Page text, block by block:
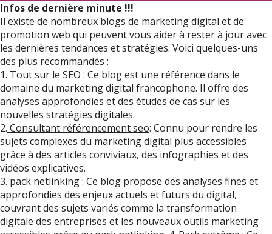
Infos de dernière minute !!!
Il existe de nombreux blogs de marketing digital et de
promotion web qui peuvent vous aider à rester à jour avec
les dernières tendances et stratégies. Voici quelques-uns
des plus recommandés :
1. Tout sur le SEO : Ce blog est une référence dans le
domaine du marketing digital francophone. Il offre des
analyses approfondies et des études de cas sur les
nouvelles stratégies digitales.
2. Consultant référencement seo: Connu pour rendre les
sujets complexes du marketing digital plus accessibles
grâce à des articles conviviaux, des infographies et des
vidéos explicatives.
3. pack netlinking: Ce blog propose des analyses fines et
approfondies des enjeux actuels et futurs du digital,
couvrant des sujets variés comme la transformation
digitale des entreprises et les nouveaux outils marketing